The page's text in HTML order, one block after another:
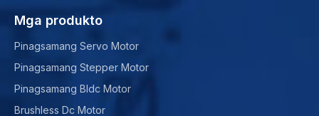
Mga produkto
Pinagsamang Servo Motor
Pinagsamang Stepper Motor
Pinagsamang Bldc Motor
Brushless Dc Motor